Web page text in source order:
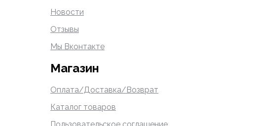
Новости
Отзывы
Мы Вконтакте
Магазин
Оплата/Доставка/Возврат
Каталог товаров